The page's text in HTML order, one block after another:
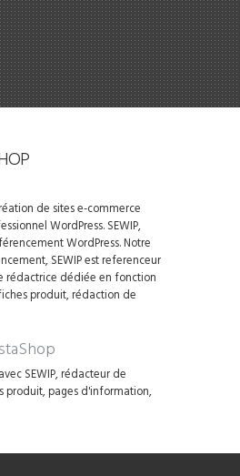
de sites e-commerce
WordPress. SEWIP,
WordPress. Notre
SEWIP est referenceur
rédactrice dédiée en fonction
produit, rédaction de
SEWIP, rédacteur de
produit, pages d'information,